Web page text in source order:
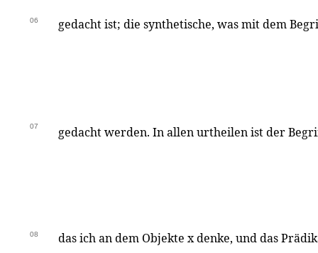
06 gedacht ist; die synthetische, was mit dem
07 gedacht werden. In allen urtheilen ist der
08 das ich an dem Objekte x denke, und das